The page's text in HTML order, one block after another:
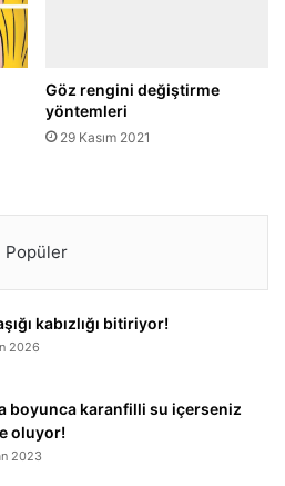
Göz rengini değiştirme
yöntemleri
29 Kasım 2021
Popüler
kabızlığı bitiriyor!
2026
boyunca karanfilli su içerseniz
oluyor!
2023